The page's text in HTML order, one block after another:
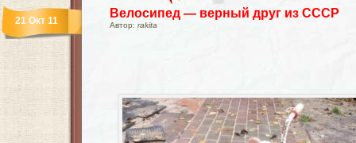
Велосипед — верный друг из СССР
Автор: rakita
21 Окт 11